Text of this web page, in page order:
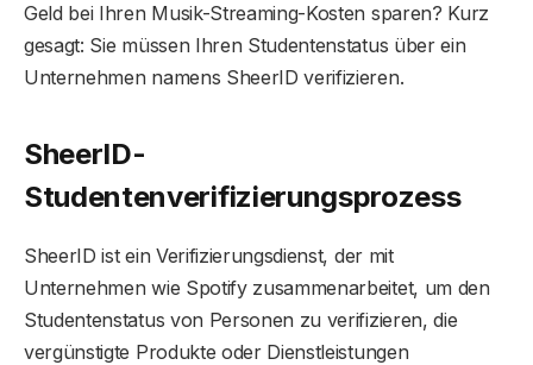
Geld bei Ihren Musik-Streaming-Kosten sparen? Kurz
gesagt: Sie müssen Ihren Studentenstatus über ein
Unternehmen namens SheerID verifizieren.
SheerID-
Studentenverifizierungsprozess
SheerID ist ein Verifizierungsdienst, der mit
Unternehmen wie Spotify zusammenarbeitet, um den
Studentenstatus von Personen zu verifizieren, die
vergünstigte Produkte oder Dienstleistungen